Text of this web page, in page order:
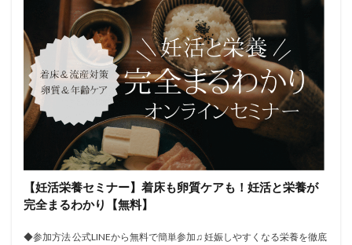
【妊活栄養セミナー】着床も卵質ケアも！妊活と栄養が
完全まるわかり【無料】
◆参加方法 公式LINEから無料で簡単参加♫ 妊娠しやすくなる栄養を徹底